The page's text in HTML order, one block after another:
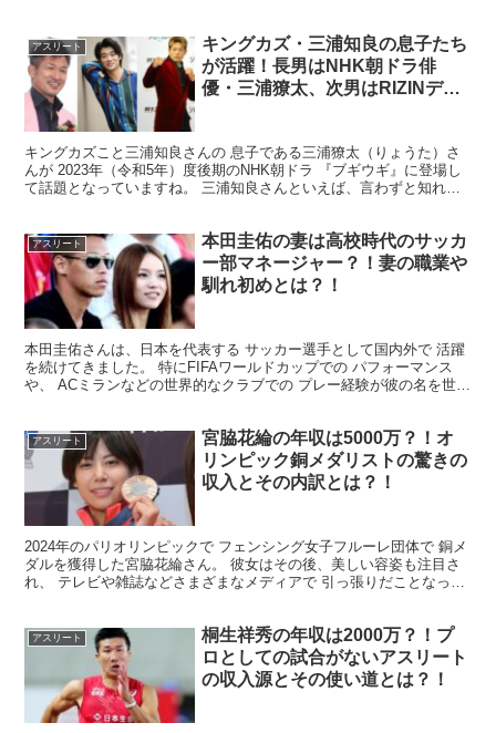
アスリート
キングカズ・三浦知良の息子たち
が活躍！長男はNHK朝ドラ俳
優・三浦獠太、次男はRIZINデビ
キングカズこと三浦知良さんの 息子である三浦獠太（りょうた）さ
んが 2023年（令和5年）度後期のNHK朝ドラ 『ブギウギ』に登場し
て話題となっていますね。 三浦知良さんといえば、言わずと知れた
アスリート
本田圭佑の妻は高校時代のサッカ
ー部マネージャー？！妻の職業や
馴れ初めとは？！
本田圭佑さんは、日本を代表する サッカー選手として国内外で 活躍
を続けてきました。 特にFIFAワールドカップでの パフォーマンス
や、 ACミランなどの世界的なクラブでの プレー経験が彼の名を世界
アスリート
宮脇花綸の年収は5000万？！オ
リンピック銅メダリストの驚きの
収入とその内訳とは？！
2024年のパリオリンピックで フェンシング女子フルーレ団体で 銅メ
ダルを獲得した宮脇花綸さん。 彼女はその後、美しい容姿も注目さ
れ、 テレビや雑誌などさまざまなメディアで 引っ張りだことなって
アスリート
桐生祥秀の年収は2000万？！プ
ロとしての試合がないアスリート
の収入源とその使い道とは？！